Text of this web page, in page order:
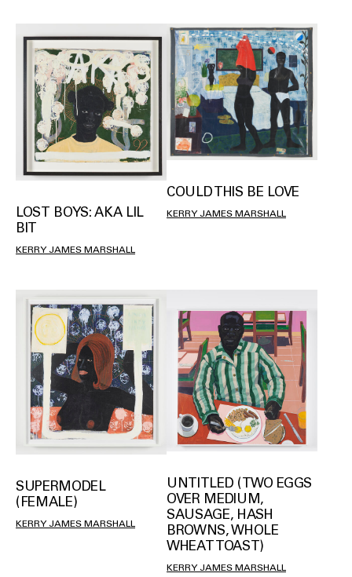
LOST BOYS: AKA LIL
BIT
KERRY JAMES MARSHALL
COULD THIS BE LOVE
KERRY JAMES MARSHALL
SUPERMODEL
(FEMALE)
KERRY JAMES MARSHALL
UNTITLED (TWO EGGS
OVER MEDIUM,
SAUSAGE, HASH
BROWNS, WHOLE
WHEAT TOAST)
KERRY JAMES MARSHALL